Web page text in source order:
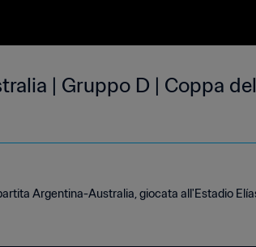
| Gruppo D | Coppa
Argentina-Australia, giocata all'Estadio